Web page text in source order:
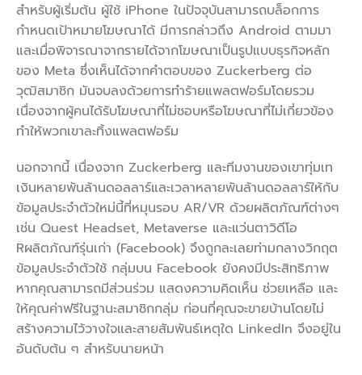
สำหรับผู้เริ่มต้น ผู้ใช้ iPhone ในปัจจุบันสามารถบล็อกการ
กำหนดเป้าหมายโฆษณาได้ มีการกล่าวถึง Android ตามมา
และเมื่อพิจารณาจากรายได้จากโฆษณาเป็นรูปแบบธุรกิจหลัก
ของ Meta ซึ่งเห็นได้จากคำตอบของ Zuckerberg ต่อ
วุฒิสมาชิก มันจบลงด้วยการทำร้ายแพลตฟอร์มโดยรวม
เนื่องจากผู้คนได้รับโฆษณาที่ไม่ชอบหรือโฆษณาที่ไม่เกี่ยวข้อง
ทำให้พวกเขาละทิ้งแพลตฟอร์ม
นอกจากนี้ เนื่องจาก Zuckerberg และทีมงานของเขาทุ่มเท
เงินหลายพันล้านดอลลาร์และเวลาหลายพันล้านดอลลาร์ให้กับ
ข้อมูลประจำตัวใหม่นี้ที่หมุนรอบ AR/VR ด้วยผลิตภัณฑ์ต่างๆ
เช่น Quest Headset, Metaverse และแว่นตาวิดีโอ
Rผลิตภัณฑ์รุ่นเก่า (Facebook) จึงถูกละเลยท่ามกลางวิกฤต
ข้อมูลประจำตัวใช้ กลุ่มบน Facebook ยังคงมีประสิทธิภาพ
หากคุณสามารถมีส่วนร่วม แสดงความคิดเห็น ช่วยเหลือ และ
ให้คุณค่าฟรีในฐานะสมาชิกกลุ่ม ก่อนที่คุณจะขายบ้านโดยไม่
สร้างความไว้วางใจและสายสัมพันธ์เหตุใด LinkedIn จึงอยู่ใน
อันดับต้น ๆ สำหรับนายหน้า